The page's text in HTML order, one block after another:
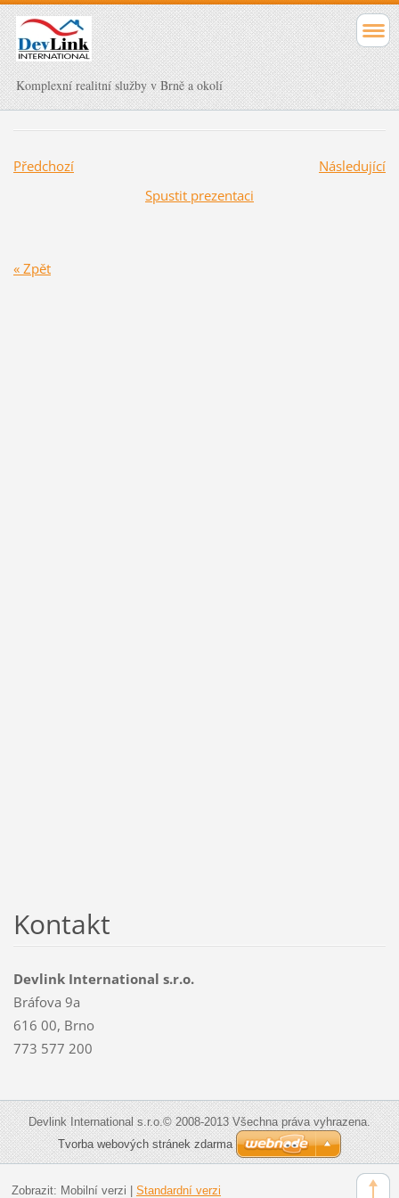
Komplexní realitní služby v Brně a okolí
Předchozí
Následující
Spustit prezentaci
« Zpět
Kontakt
Devlink International s.r.o.
Bráfova 9a
616 00, Brno
773 577 200
Devlink International s.r.o.© 2008-2013 Všechna práva vyhrazena.
Tvorba webových stránek zdarma
Zobrazit: Mobilní verzi Standardní verzi